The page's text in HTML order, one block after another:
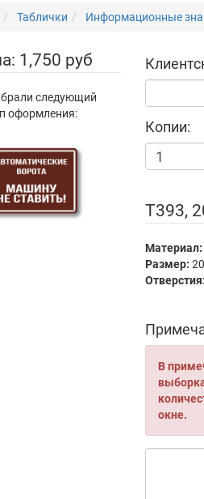
Таблички Информационные
1,750 руб
следующий
оформления:
Копии:
Т393,
Материал:
Размер:
В
окне.